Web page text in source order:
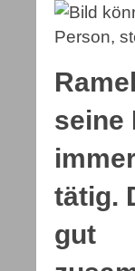
seine
tätig.
gut